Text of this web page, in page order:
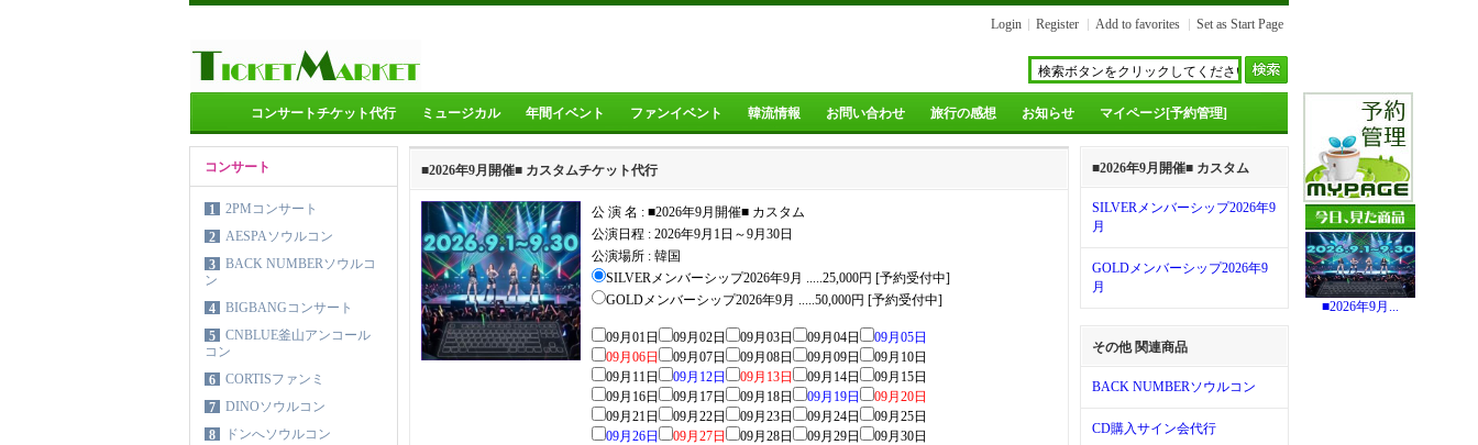
Login Register Add to favorites Set as Start Page
コンサートチケット代行 ミュージカル 年間イベント ファンイベント 韓流情報 お問い合わせ 旅行の感想 お知らせ マイページ[予約管理]
コンサート
1
2PMコンサート
2
AESPAソウルコン
3
BACK NUMBERソウルコ
ン
4
BIGBANGコンサート
5
CNBLUE釜山アンコール
コン
6
CORTISファンミ
7
DINOソウルコン
8
ドンへソウルコン
■2026年9月開催■ カスタムチケット代行
公 演 名 : ■2026年9月開催■ カスタム
公演日程 : 2026年9月1日～9月30日
公演場所 : 韓国
SILVERメンバーシップ2026年9月 .....25,000円 [予約受付中]
GOLDメンバーシップ2026年9月 .....50,000円 [予約受付中]
09月01日 09月02日 09月03日 09月04日
09月05日
09月06日
09月07日 09月08日 09月09日
09月10日
09月11日
09月12日 09月13日 09月14日
09月15日
09月16日
09月17日 09月18日 09月19日
09月20日
09月21日
09月22日 09月23日 09月24日
09月25日
09月26日
09月27日 09月28日 09月29日 09月30日
■2026年9月開催■ カスタム
SILVERメンバーシップ2026年9
月
GOLDメンバーシップ2026年9
月
その他 関連商品
BACK NUMBERソウルコン
CD購入サイン会代行
■2026年9月...